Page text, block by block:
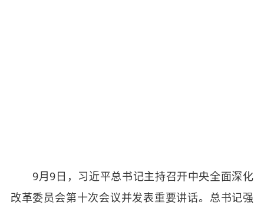
9月9日，习近平总书记主持召开中央全面深化
改革委员会第十次会议并发表重要讲话。总书记强